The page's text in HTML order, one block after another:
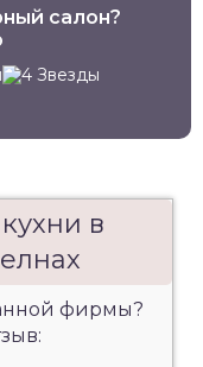
салон?
в
фирмы?